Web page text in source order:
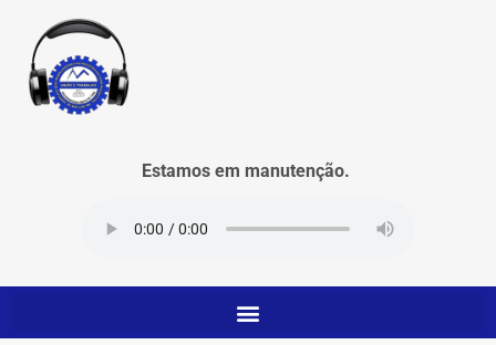
Estamos em manutenção.